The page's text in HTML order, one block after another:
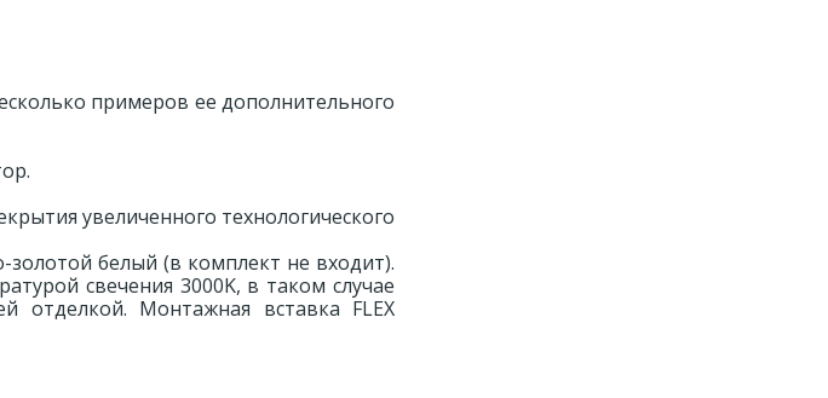
примеров ее дополнительного
увеличенного технологического
золотой белый (в комплект не входит).
свечения 3000K, в таком случае
отделкой. Монтажная вставка FLEX